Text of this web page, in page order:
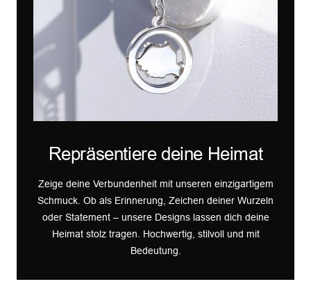
Repräsentiere deine Heimat
Zeige deine Verbundenheit mit unseren einzigartigem
Schmuck. Ob als Erinnerung, Zeichen deiner Wurzeln
oder Statement – unsere Designs lassen dich deine
Heimat stolz tragen. Hochwertig, stilvoll und mit
Bedeutung.